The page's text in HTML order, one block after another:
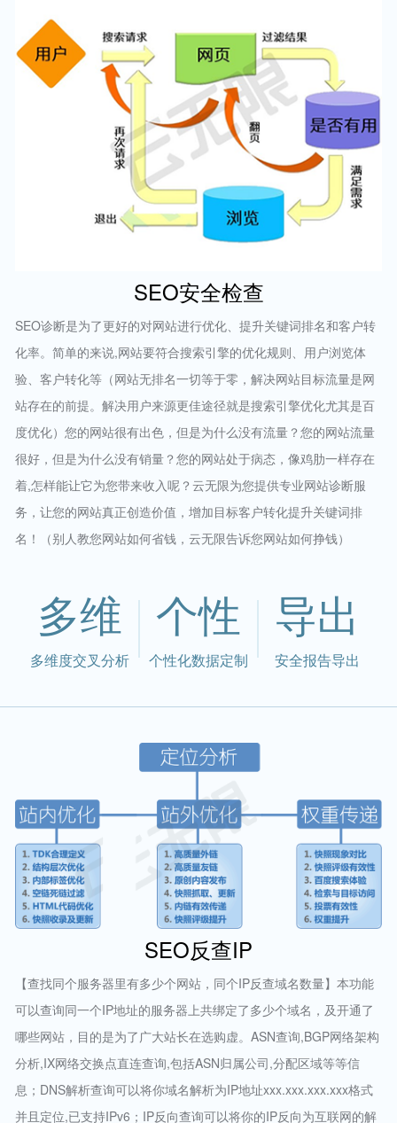
SEO安全检查
SEO诊断是为了更好的对网站进行优化、提升关键词排名和客户转
化率。简单的来说,网站要符合搜索引擎的优化规则、用户浏览体
验、客户转化等（网站无排名一切等于零，解决网站目标流量是网
站存在的前提。解决用户来源更佳途径就是搜索引擎优化尤其是百
度优化）您的网站很有出色，但是为什么没有流量？您的网站流量
很好，但是为什么没有销量？您的网站处于病态，像鸡肋一样存在
着,怎样能让它为您带来收入呢？云无限为您提供专业网站诊断服
务，让您的网站真正创造价值，增加目标客户转化提升关键词排
名！（别人教您网站如何省钱，云无限告诉您网站如何挣钱）
多维
多维度交叉分析
个性
个性化数据定制
导出
安全报告导出
SEO反查IP
【查找同个服务器里有多少个网站，同个IP反查域名数量】本功能
可以查询同一个IP地址的服务器上共绑定了多少个域名，及开通了
哪些网站，目的是为了广大站长在选购虚。ASN查询,BGP网络架构
分析,IX网络交换点直连查询,包括ASN归属公司,分配区域等等信
息；DNS解析查询可以将你域名解析为IP地址xxx.xxx.xxx.xxx格式
并且定位,已支持IPv6；IP反向查询可以将你的IP反向为互联网的解